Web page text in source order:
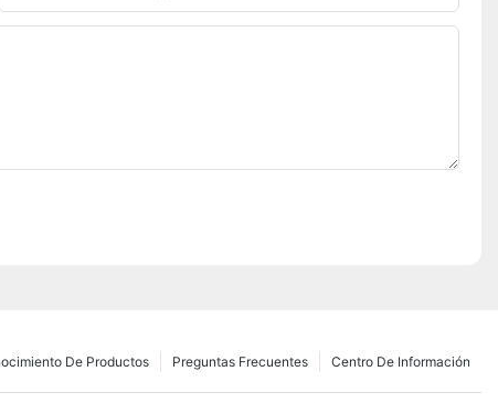
Centro De Información
Preguntas Frecuentes
De Productos